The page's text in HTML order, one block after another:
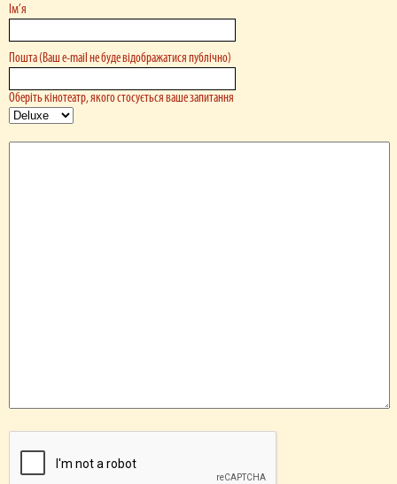
Ім’я
Пошта (Ваш e-mail не буде відображатися публічно)
Оберіть кінотеатр, якого стосується ваше запитання